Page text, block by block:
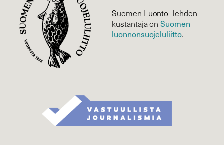
Suomen Luonto -lehden
kustantaja onSuomen
luonnonsuojelu­liitto.